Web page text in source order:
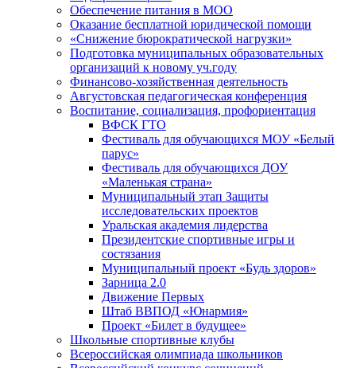
Обеспечение питания в МОО
Оказание бесплатной юридической помощи
«Снижение бюрократической нагрузки»
Подготовка муниципальных образовательных
организаций к новому уч.году
Финансово-хозяйственная деятельность
Августовская педагогическая конференция
Воспитание, социализация, профориентация
ВФСК ГТО
Фестиваль для обучающихся МОУ «Белый
парус»
Фестиваль для обучающихся ДОУ
«Маленькая страна»
Муниципальный этап Защиты
исследовательских проектов
Уральская академия лидерства
Президентские спортивные игры и
состязания
Муниципальный проект «Будь здоров»
Зарница 2.0
Движение Первых
Штаб ВВПОД «Юнармия»
Проект «Билет в будущее»
Школьные спортивные клубы
Всероссийская олимпиада школьников